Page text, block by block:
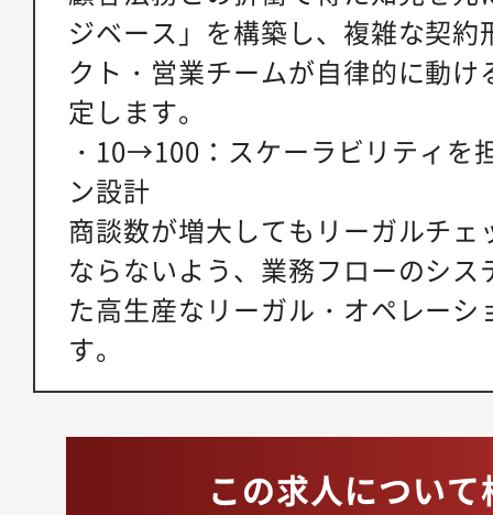
ジベース」を構築し、複雑な契
クト・営業チームが自律的に動
定します。
・10→100：スケーラビリティを
ン設計
商談数が増大してもリーガルチ
ならないよう、業務フローのシ
た高生産なリーガル・オペレー
す。
この求人につい